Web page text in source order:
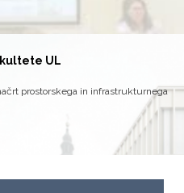
UL
prostorskega in infrastrukturnega